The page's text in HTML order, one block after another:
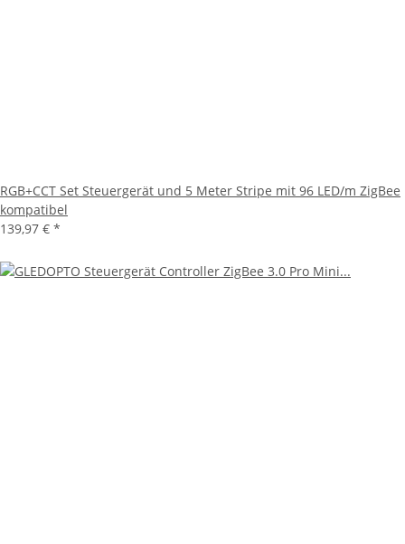
RGB+CCT Set Steuergerät und 5 Meter Stripe mit 96 LED/m ZigBee
kompatibel
139,97 € *